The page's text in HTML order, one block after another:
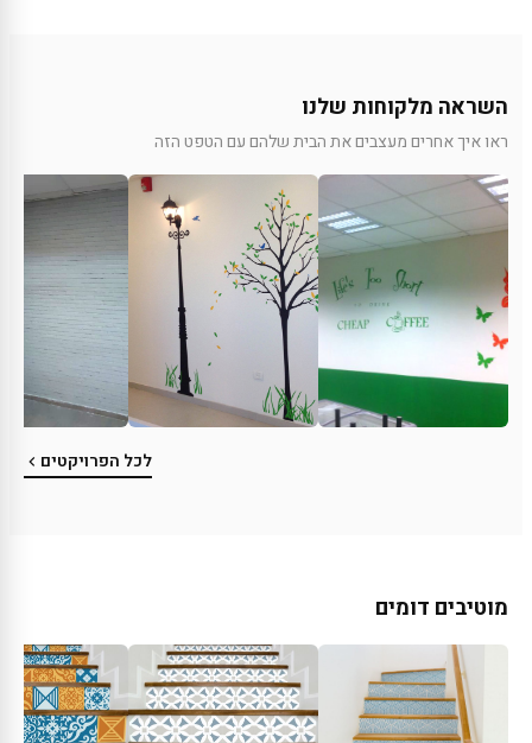
השראה מלקוחות שלנו
ראו איך אחרים מעצבים את הבית שלהם עם הטפט הזה
לכל הפרויקטים
מוטיבים דומים